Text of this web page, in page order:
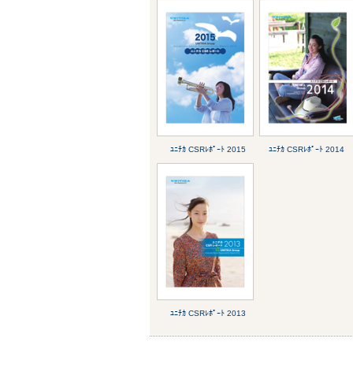
ﾕﾆﾁｶ CSRﾚﾎﾟｰﾄ 2015 ﾕﾆﾁｶ CSRﾚﾎﾟｰﾄ 2014
ﾕﾆﾁｶ CSRﾚﾎﾟｰﾄ 2013